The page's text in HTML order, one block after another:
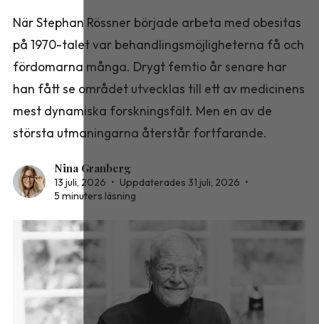
När Stephan Rössner började arbeta med obesitas
på 1970-talet var behandlingsmöjligheterna få och
fördomarna många. Drygt femtio år senare har
han fått se området utvecklas till ett av medicinens
mest dynamiska forskningsfält. Men en av de
största utmaningarna återstår fortfarande.
Nina Granberg
13 juli, 2026 • Uppdaterades 31 juli, 2026 •
5 minuters läsning